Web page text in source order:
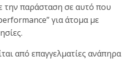
την παράσταση σε αυτό που
για άτομα με
από επαγγελματίες ανάπηρα